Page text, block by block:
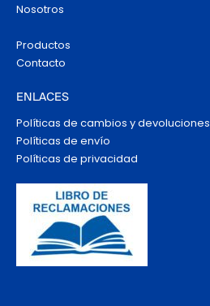
Nosotros
Productos
Contacto
ENLACES
Políticas de cambios y devoluciones
Políticas de envío
Políticas de privacidad